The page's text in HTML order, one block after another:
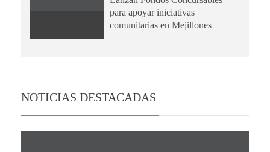
para apoyar iniciativas
comunitarias en Mejillones
NOTICIAS DESTACADAS